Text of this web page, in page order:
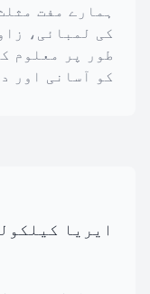
ہمارے مفت
کی لمبائی،
طور پر معلوم
کو آسانی اور
ایریا